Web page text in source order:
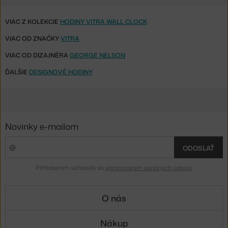
VIAC Z KOLEKCIE HODINY VITRA WALL CLOCK
VIAC OD ZNAČKYVITRA
VIAC OD DIZAJNÉRA GEORGE NELSON
ĎALŠIE DESIGNOVÉ HODINY
Novinky e-mailom
ODOSLAŤ
Prihlásením súhlasíte so spracovaním osobných údajov.
O nás
Nákup